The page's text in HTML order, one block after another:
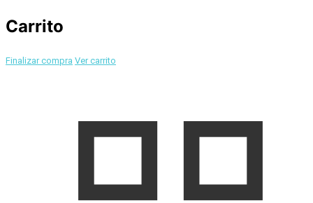
Carrito
Finalizar compra Ver carrito